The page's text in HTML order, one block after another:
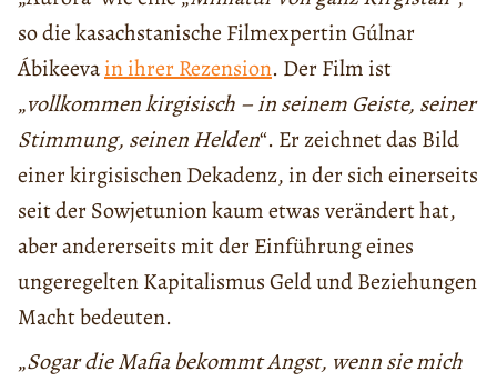
so die kasachstanische Filmexpertin Gúlnar
Ábikeevain ihrer Rezension. Der Film ist
„vollkommen kirgisisch – in seinem Geiste, seiner
Stimmung, seinen Helden“. Er zeichnet das Bild
einer kirgisischen Dekadenz, in der sich einerseits
seit der Sowjetunion kaum etwas verändert hat,
aber andererseits mit der Einführung eines
ungeregelten Kapitalismus Geld und Beziehungen
Macht bedeuten.
„Sogar die Mafia bekommt Angst, wenn sie mich